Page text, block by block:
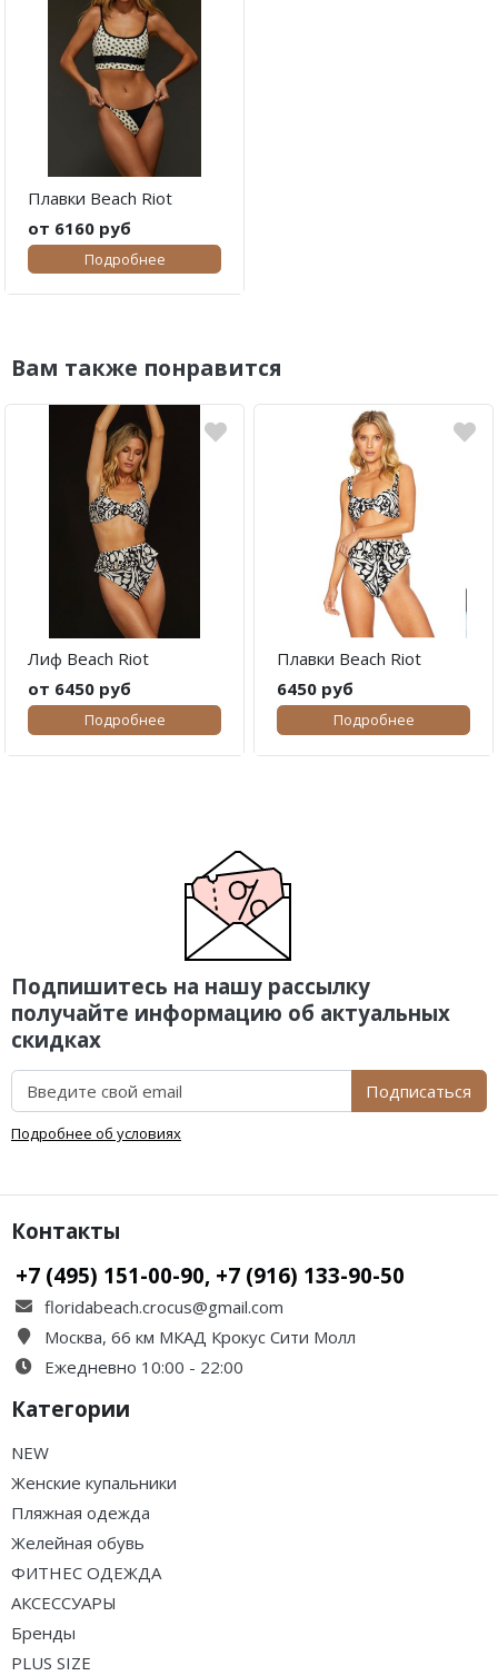
Плавки Beach Riot
от 6160 руб
Подробнее
Вам также понравится
Лиф Beach Riot
от 6450 руб
Подробнее
Плавки Beach Riot
6450 руб
Подробнее
Подпишитесь на нашу рассылку
получайте информацию об актуальных
скидках
Подписаться
Подробнее об условиях
Контакты
+7 (495) 151-00-90, +7 (916) 133-90-50
floridabeach.crocus@gmail.com
Москва, 66 км МКАД Крокус Сити Молл
Ежедневно 10:00 - 22:00
Категории
NEW
Женские купальники
Пляжная одежда
Желейная обувь
ФИТНЕС ОДЕЖДА
АКСЕССУАРЫ
Бренды
PLUS SIZE